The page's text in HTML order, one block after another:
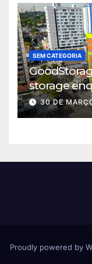
SEM CATEGORIA
storage
consolida
30 DE
Proudly powered by